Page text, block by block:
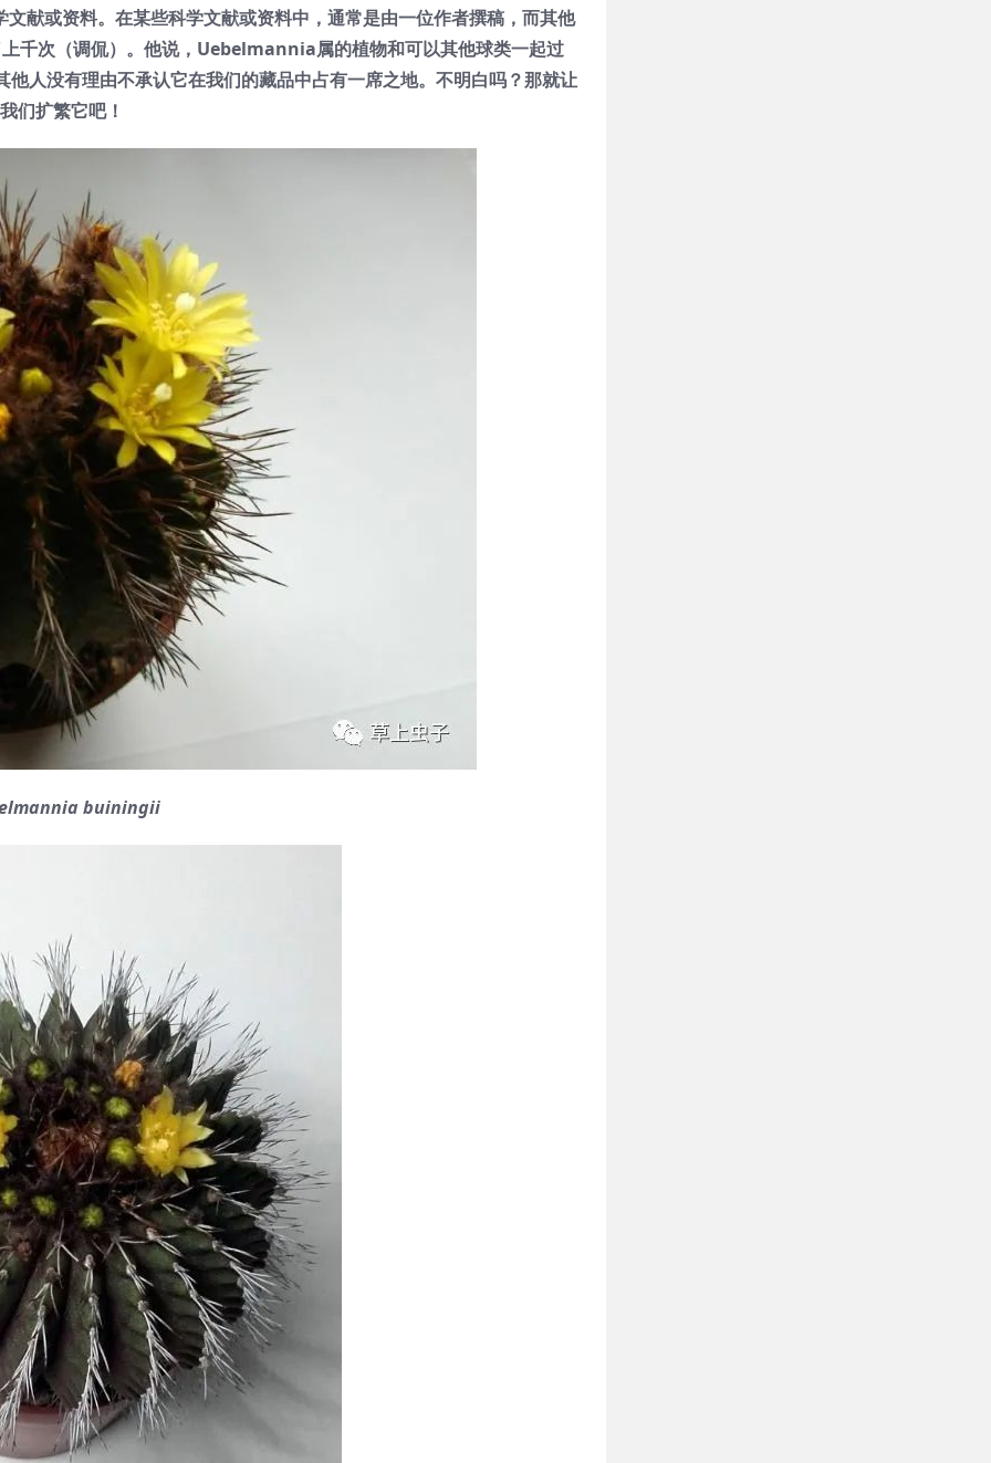
献或资料。在某些科学文献或资料中，通常是由一位作者撰稿，而其他
千次（调侃）。他说，Uebelmannia属的植物和可以其他球类一起过
人没有理由不承认它在我们的藏品中占有一席之地。不明白吗？那就让
我们扩繁它吧！
buiningii